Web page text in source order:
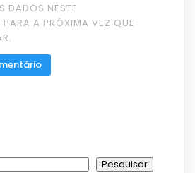
DADOS NESTE
A PRÓXIMA VEZ QUE
Pesquisar